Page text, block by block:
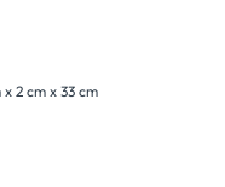
2 cm x 33 cm